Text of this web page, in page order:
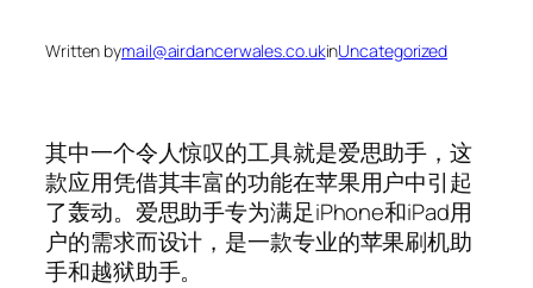
Written bymail@airdancerwales.co.ukinUncategorized
其中一个令人惊叹的工具就是爱思助手，这
款应用凭借其丰富的功能在苹果用户中引起
了轰动。爱思助手专为满足iPhone和iPad用
户的需求而设计，是一款专业的苹果刷机助
手和越狱助手。